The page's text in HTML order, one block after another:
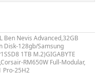
Ben Nevis Advanced,32GB
Disk-128gb/Samsung
1TB M.2)GIGABYTE
RM650W Full-Modular,
Pro-25H2